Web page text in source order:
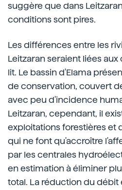
suggère que dans
conditions sont pires.
Les différences entre les
Leitzaran seraient liées
lit. Le bassin d'Elama
de conservation, couvert
avec peu d'incidence
Leitzaran, cependant, il
exploitations forestières et
qui ne font qu'accroître
par les centrales
en estimation à éliminer
total. La réduction du débit